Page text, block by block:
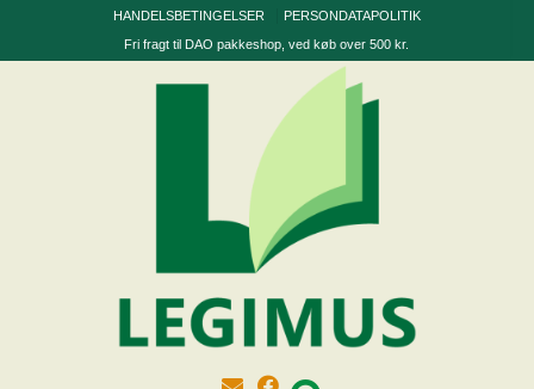
HANDELSBETINGELSER
PERSONDATAPOLITIK
Fri fragt til DAO pakkeshop, ved køb over 500 kr.